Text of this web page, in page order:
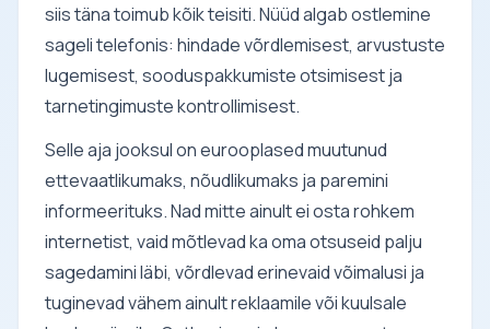
siis täna toimub kõik teisiti. Nüüd algab ostlemine
sageli telefonis: hindade võrdlemisest, arvustuste
lugemisest, sooduspakkumiste otsimisest ja
tarnetingimuste kontrollimisest.
Selle aja jooksul on eurooplased muutunud
ettevaatlikumaks, nõudlikumaks ja paremini
informeerituks. Nad mitte ainult ei osta rohkem
internetist, vaid mõtlevad ka oma otsuseid palju
sagedamini läbi, võrdlevad erinevaid võimalusi ja
tuginevad vähem ainult reklaamile või kuulsale